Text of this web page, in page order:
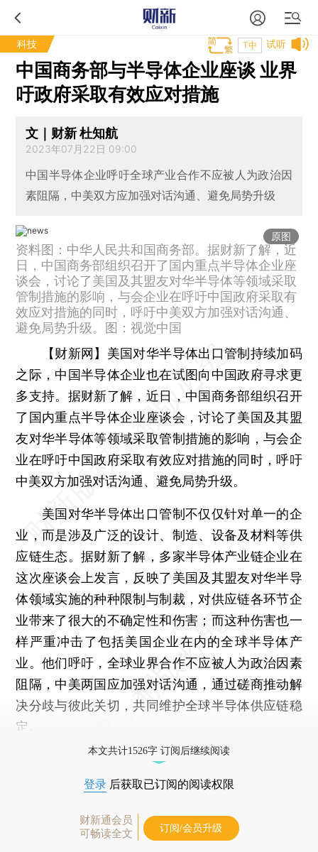
科技 试听
T中
中国商务部与半导体企业座谈 业界
吁政府采取有效应对措施
文｜财新 杜知航
2023年07月22日 09:00
中国半导体企业呼吁全球产业合作不应被人为政治因
素阻隔，中美双方应加强对话沟通、避免局势升级
原图
资料图：中华人民共和国商务部。据财新了解，近
日，中国商务部组织召开了国内重点半导体企业座
谈会，讨论了美国及其盟友对华半导体等领域采取
管制措施的影响，与会企业在呼吁中国政府采取有
效应对措施的同时，呼吁中美双方加强对话沟通、
避免局势升级。图：视觉中国
【财新网】 美国对华半导体出口管制持续加码
之际，中国半导体企业也在试图向中国政府寻求更
多支持。据财新了解，近日，中国商务部组织召开
了国内重点半导体企业座谈会，讨论了美国及其盟
友对华半导体等领域采取管制措施的影响，与会企
业在呼吁中国政府采取有效应对措施的同时，呼吁
中美双方加强对话沟通、避免局势升级。
美国对华半导体出口管制不仅仅针对单一的企
业，而是涉及广泛的设计、制造、设备及材料等供
应链生态。据财新了解，多家半导体产业链企业在
这次座谈会上发言，反映了美国及其盟友对华半导
体领域实施的种种限制与制裁，对供应链各环节企
业带来了很大的不确定性和伤害；而这种伤害也一
样严重冲击了包括美国企业在内的全球半导体产
业。他们呼吁，全球业界合作不应被人为政治因素
阻隔，中美两国应加强对话沟通，通过磋商推动解
决分歧与彼此关切，共同维护全球半导体供应链稳
定。
本文共计1526字 订阅后继续阅读
登录 后获取已订阅的阅读权限
财新通会员
可畅读全文
订阅/会员升级